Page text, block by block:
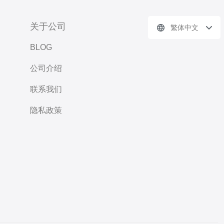
关于公司
BLOG
公司介绍
联系我们
隐私政策
繁体中文